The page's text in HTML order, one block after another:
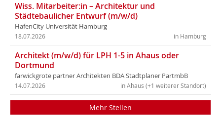
Wiss. Mitarbeiter:in – Architektur und
Städtebaulicher Entwurf (m/w/d)
HafenCity Universität Hamburg
in Hamburg
18.07.2026
Architekt (m/w/d) für LPH 1-5 in Ahaus oder
Dortmund
farwickgrote partner Architekten BDA Stadtplaner PartmbB
in Ahaus (+1 weiterer Standort)
14.07.2026
Mehr Stellen